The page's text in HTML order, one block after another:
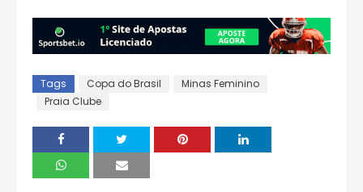
Tags Copa do Brasil
Minas Feminino
Praia Clube